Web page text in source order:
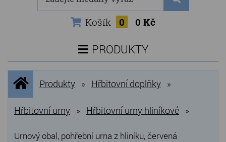
Košík 0 0 Kč
PRODUKTY
NOVINKY
NEJPRODÁVANĚJŠÍ
VÝPRODEJ
Produkty
Úvodní
stránka
Produkty » Hřbitovní doplňky »
Hřbitovní urny » Hřbitovní urny hliníkové »
Urnový obal, pohřební urna z hliníku, červená